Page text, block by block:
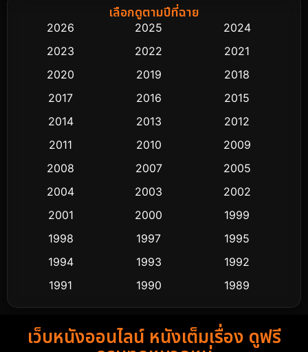
Biography ชีวิตจริง
Classic หนังคลาสสิก
Comedy ตลก 453
Crime อาชญากรรม 530
Cult Film
Dance เต้น
Detective สืบสวน
Detective สืบสวน
เลือกดูตามปีที่ฉาย
2026 2025
2024
2023
2022
2021
2020
2019
2018
2017
2016
2015
2014
2013
2012
2011
2010
2009
2008
2007
2005
2004
2003
2002
2001
2000
1999
1998
1997
1995
1994
1993
1992
1991
1990
1989
1988
1986
1985
1983
1982
1981
เว็บหนังออนไลน์ หนังเต็มเรื่อง ดูฟรี